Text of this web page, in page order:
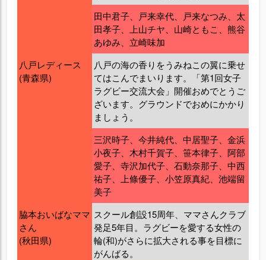
田中君子、戸来幸代、戸来なつみ、太
田孝子、上山チヤ、山崎ともこ、熊谷
あゆみ、立崎味加
八戸レディース
(青森県)
八戸の海の香りをうみねこの翼に乗せ
てはこんでまいります。「第1回女子
ラグビー交流大会」開催おめでとうご
ざいます。グラウンドでおめにかかり
ましょう。
三沢時子、今井純代、中居聖子、金浜
小夜子、木村千賀子、笹本律子、阿部
愛子、寺沢加代子、石動奈那子、中西
祐子、上條優子、小笠原真紀、池端留
美子
脇本おいばなママ
さん
(秋田県)
スクール創設15周年、ママさんクラブ
発足5年目。ラグビーを愛する女性の
輪(和)がさらに拡大される事を目標に
がんばる。